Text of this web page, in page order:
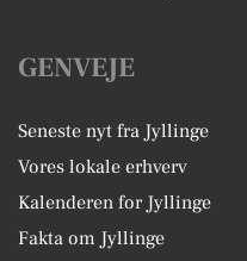
GENVEJE
Seneste nyt fra Jyllinge
Vores lokale erhverv
Kalenderen for Jyllinge
Fakta om Jyllinge